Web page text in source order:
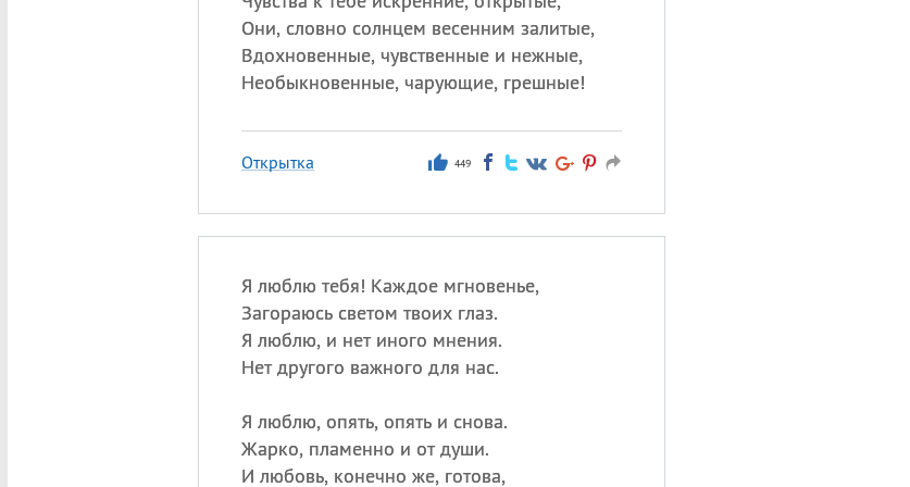
Они, словно солнцем весенним залитые,
Вдохновенные, чувственные и нежные,
Необыкновенные, чарующие, грешные!
Открытка 449
Я люблю тебя! Каждое мгновенье,
Загораюсь светом твоих глаз.
Я люблю, и нет иного мнения.
Нет другого важного для нас.
Я люблю, опять, опять и снова.
Жарко, пламенно и от души.
И любовь, конечно же, готова,